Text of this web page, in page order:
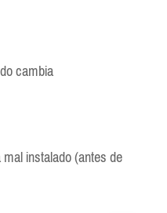
cambia
instalado (antes de